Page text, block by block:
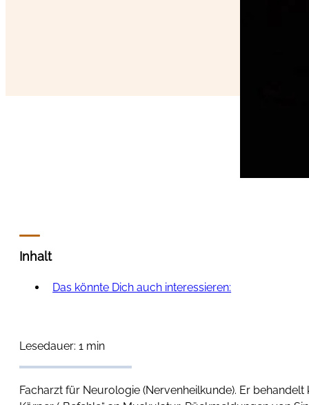
Inhalt
Das könnte Dich auch interessieren:
Lesedauer: 1 min
Facharzt für Neurologie (Nervenheilkunde). Er